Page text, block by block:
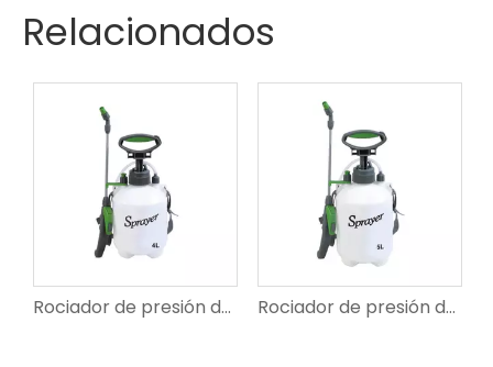
Relacionados
Rociador de presión de hombro SX-CS889 Rociador de presión de hombro SX-CS896